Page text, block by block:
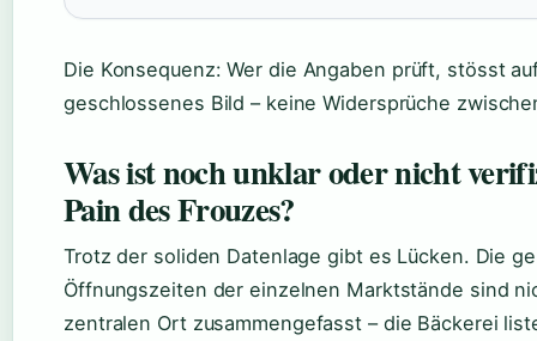
Die Konsequenz: Wer die Angaben prüft, stösst
geschlossenes Bild – keine Widersprüche
Was ist noch unklar oder nicht
Pain des Frouzes?
Trotz der soliden Datenlage gibt es Lücken. Die
Öffnungszeiten der einzelnen Marktstände sind
zentralen Ort zusammengefasst – die Bäckerei